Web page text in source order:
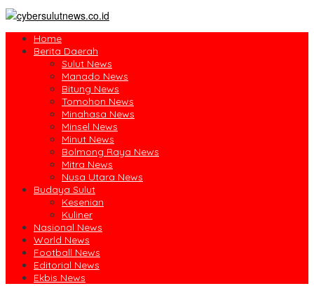
Home
Berita Daerah
Sulut News
Manado News
Bitung News
Tomohon News
Minahasa News
Minsel News
Minut News
Bolmong Raya News
Mitra News
Nusa Utara News
Budaya Sulut
Kesenian
Kuliner
Nasional News
World News
Football News
Editorial News
Ekbis News